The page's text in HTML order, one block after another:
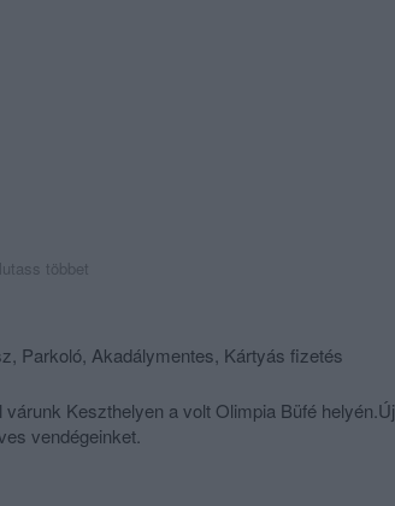
többet
Parkoló, Akadálymentes, Kártyás fizetés
Keszthelyen a volt Olimpia Büfé helyén.Új
vendégeinket.